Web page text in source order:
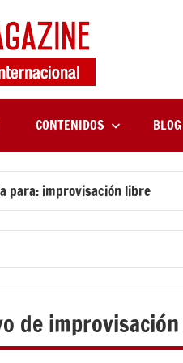
música
internacional
CONTENIDOS BLOG
para: improvisación libre
de